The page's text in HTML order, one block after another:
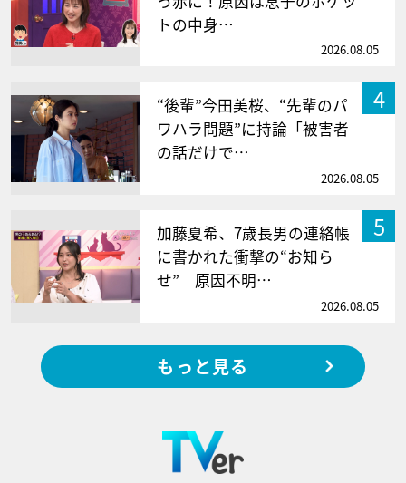
トの中身…
2026.08.05
4
“後輩”今田美桜、“先輩のパ
ワハラ問題”に持論「被害者
の話だけで…
2026.08.05
5
加藤夏希、7歳長男の連絡帳
に書かれた衝撃の“お知ら
せ” 原因不明…
2026.08.05
もっと見る